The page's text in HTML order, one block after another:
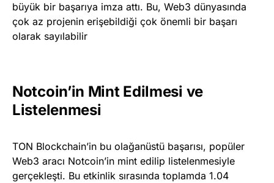
büyük bir başarıya imza attı. Bu, Web3 dünyasında
çok az projenin erişebildiği çok önemli bir başarı
olarak sayılabilir
Notcoin’in Mint Edilmesi ve
Listelenmesi
TON Blockchain’in bu olağanüstü başarısı, popüler
Web3 aracı Notcoin’in mint edilip listelenmesiyle
gerçekleşti. Bu etkinlik sırasında toplamda 1.04